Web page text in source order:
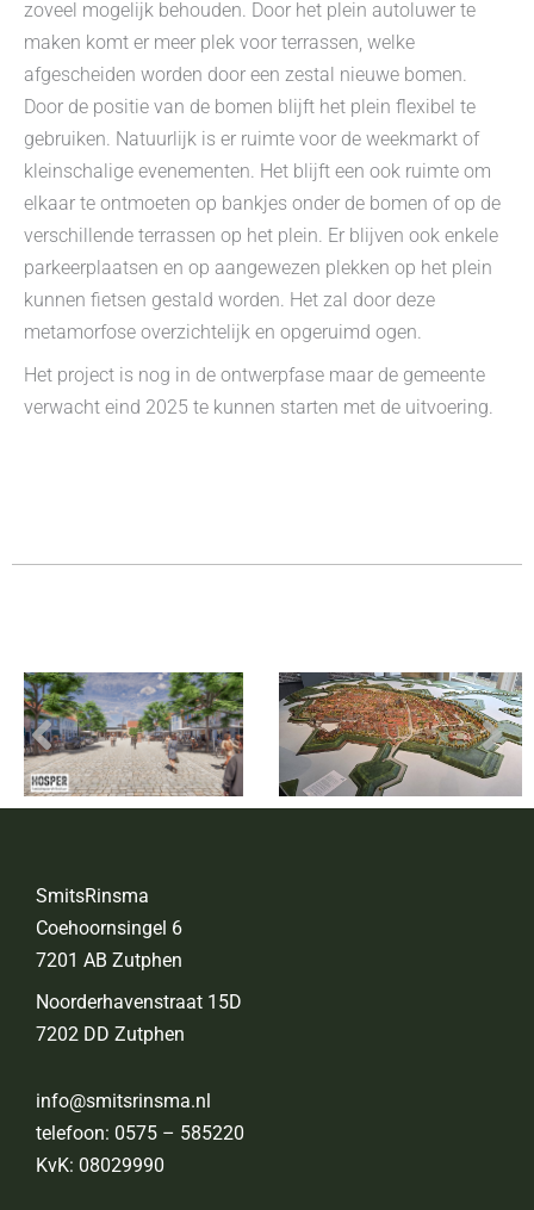
zoveel mogelijk behouden. Door het plein autoluwer te
maken komt er meer plek voor terrassen, welke
afgescheiden worden door een zestal nieuwe bomen.
Door de positie van de bomen blijft het plein flexibel te
gebruiken. Natuurlijk is er ruimte voor de weekmarkt of
kleinschalige evenementen. Het blijft een ook ruimte om
elkaar te ontmoeten op bankjes onder de bomen of op de
verschillende terrassen op het plein. Er blijven ook enkele
parkeerplaatsen en op aangewezen plekken op het plein
kunnen fietsen gestald worden. Het zal door deze
metamorfose overzichtelijk en opgeruimd ogen.
Het project is nog in de ontwerpfase maar de gemeente
verwacht eind 2025 te kunnen starten met de uitvoering.
SmitsRinsma
Coehoornsingel 6
7201 AB Zutphen
Noorderhavenstraat 15D
7202 DD Zutphen
info@smitsrinsma.nl
telefoon: 0575 – 585220
KvK: 08029990